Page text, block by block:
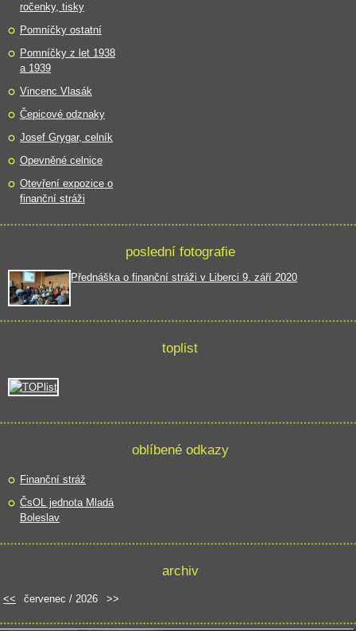
ročenky, tisky
Pomníčky ostatní
Pomníčky z let 1938
a 1939
Vincenc Vlasák
Čepicové odznaky
Josef Grygar, celník
Opevněné celnice
Otevření expozice o
finanční stráži
poslední fotografie
Přednáška o finanční stráži v Liberci 9. září 2020
toplist
oblíbené odkazy
Finanční stráž
ČsOL jednota Mladá
Boleslav
archiv
<< červenec / 2026 >>